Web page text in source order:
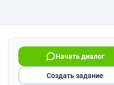
Начать диалог
Создать задание